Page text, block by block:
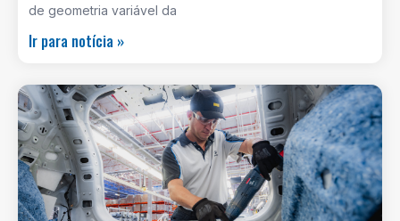
de geometria variável da
Ir para notícia »